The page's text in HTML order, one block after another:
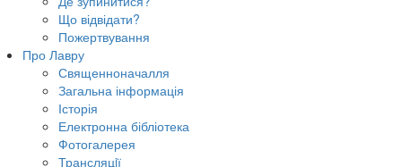
Що відвідати?
Пожертвування
Про Лавру
Священноначалля
Загальна інформація
Історія
Електронна бібліотека
Фотогалерея
Трансляцiї